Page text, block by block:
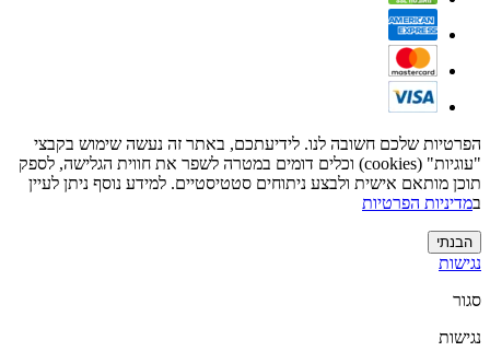
הפרטיות שלכם חשובה לנו. לידיעתכם, באתר זה נעשה שימוש בקבצי
"עוגיות" (cookies) וכלים דומים במטרה לשפר את חווית הגלישה, לספק
תוכן מותאם אישית ולבצע ניתוחים סטטיסטיים. למידע נוסף ניתן לעיין
במדיניות הפרטיות
הבנתי
נגישות
סגור
נגישות